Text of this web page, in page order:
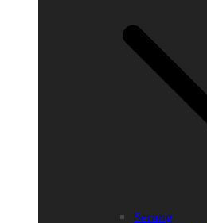
Serang